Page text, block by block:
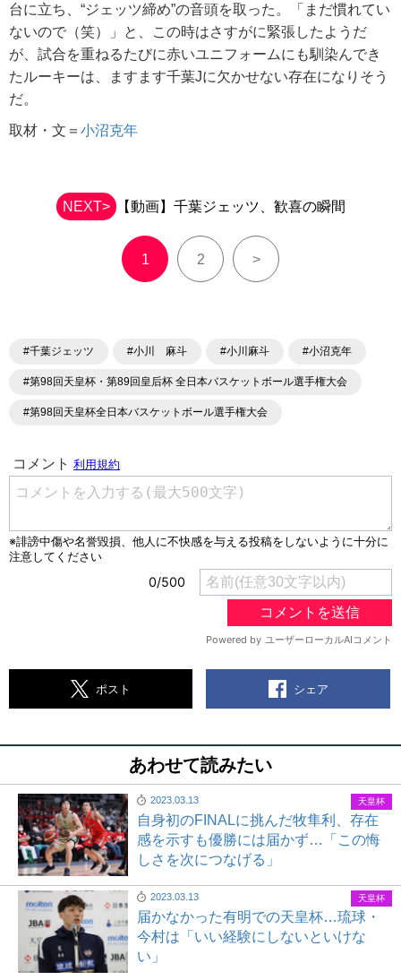
台に立ち、“ジェッツ締め”の音頭を取った。「まだ慣れてい
ないので（笑）」と、この時はさすがに緊張したようだ
が、試合を重ねるたびに赤いユニフォームにも馴染んでき
たルーキーは、ますます千葉Jに欠かせない存在になりそう
だ。
取材・文＝ 小沼克年
NEXT> 【動画】千葉ジェッツ、歓喜の瞬間
1 2 >
#千葉ジェッツ #小川 麻斗 #小川麻斗 #小沼克年
#第98回天皇杯・第89回皇后杯 全日本バスケットボール選手権大会
#第98回天皇杯全日本バスケットボール選手権大会
ポスト シェア
あわせて読みたい
2023.03.13
自身初のFINALに挑んだ牧隼利、存在
感を示すも優勝には届かず…「この悔
しさを次につなげる」
天皇杯
2023.03.13
届かなかった有明での天皇杯…琉球・
今村は「いい経験にしないといけな
い」
天皇杯